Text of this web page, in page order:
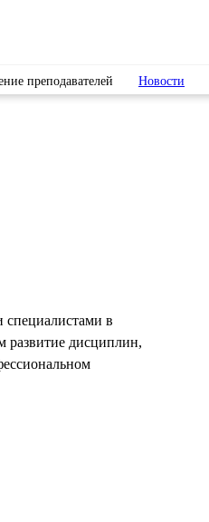
преподавателей Новости
в
развитие дисциплин,